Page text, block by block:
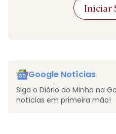
Iniciar
Google Notícias
Siga o Diário do Minho na
notícias em primeira mão!